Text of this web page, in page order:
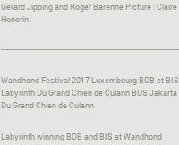
Gerard Jipping and Roger Barenne Picture : Claire
Honorin
Wandhond Festival 2017 Luxembourg BOB et BIS
Labyrinth Du Grand Chien de Culann BOS Jakarta
Du Grand Chien de Culann
Labyrinth winning BOB and BIS at Wandhond